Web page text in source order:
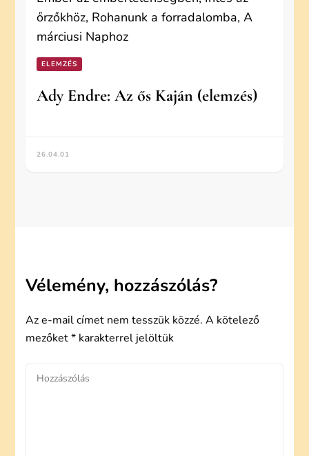
ELEMZÉS
Ady Endre: Az ős Kaján (elemzés)
26.04.01
Vélemény, hozzászólás?
Az e-mail címet nem tesszük közzé. A kötelező
mezőket* karakterrel jelöltük